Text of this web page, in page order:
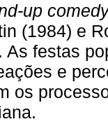
up
(1984) e
As festas
e
os